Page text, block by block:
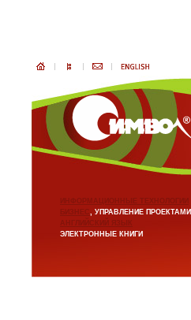
ИНФОРМАЦИОННЫЕ ТЕХНОЛОГИИ
БИЗНЕС, УПРАВЛЕНИЕ ПРОЕКТАМИ
АНГЛИЙСКИЙ ЯЗЫК
ЭЛЕКТРОННЫЕ КНИГИ